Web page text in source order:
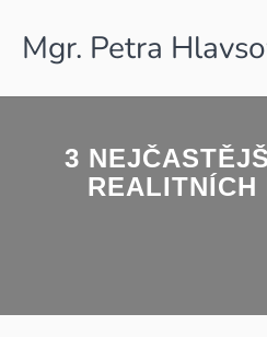
Mgr. Petra
3
REALITNÍCH